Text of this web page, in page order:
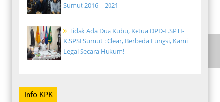
Sumut 2016 – 2021
Tidak Ada Dua Kubu, Ketua DPD-F.SPTI-
K.SPSI Sumut : Clear, Berbeda Fungsi, Kami
Legal Secara Hukum!
Info KPK